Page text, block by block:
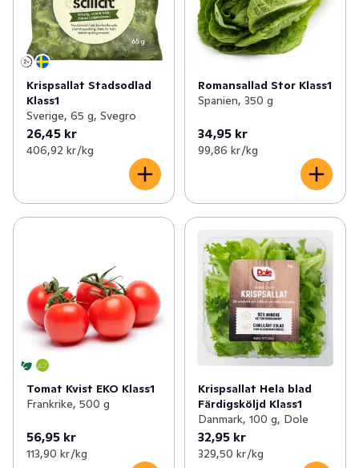
Krispsallat Stadsodlad
Klass1
Sverige, 65 g, Svegro
26,45 kr
406,92 kr /kg
Romansallad Stor Klass1
Spanien, 350 g
34,95 kr
99,86 kr /kg
Tomat Kvist EKO Klass1
Frankrike, 500 g
56,95 kr
113,90 kr /kg
Krispsallat Hela blad
Färdigsköljd Klass1
Danmark, 100 g, Dole
32,95 kr
329,50 kr /kg